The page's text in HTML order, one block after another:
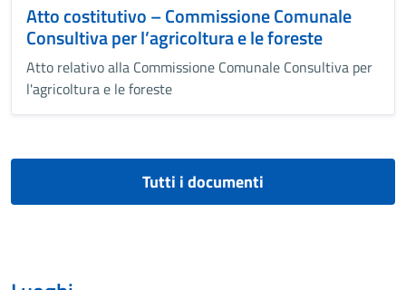
Atto costitutivo – Commissione Comunale
Consultiva per l’agricoltura e le foreste
Atto relativo alla Commissione Comunale Consultiva per
l'agricoltura e le foreste
Tutti i documenti